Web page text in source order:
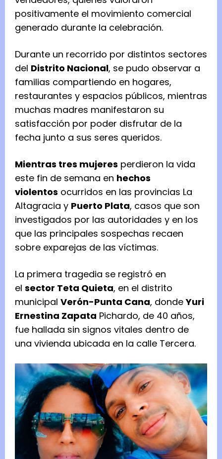
positivamente el movimiento comercial
generado durante la celebración.
Durante un recorrido por distintos sectores
del Distrito Nacional, se pudo observar a
familias compartiendo en hogares,
restaurantes y espacios públicos, mientras
muchas madres manifestaron su
satisfacción por poder disfrutar de la
fecha junto a sus seres queridos.
Mientras tres mujeres perdieron la vida
este fin de semana en hechos
violentos ocurridos en las provincias La
Altagracia y Puerto Plata, casos que son
investigados por las autoridades y en los
que las principales sospechas recaen
sobre exparejas de las víctimas.
La primera tragedia se registró en
el sector Teta Quieta, en el distrito
municipal Verón-Punta Cana, dondeYuri
Ernestina Zapata Pichardo, de 40 años,
fue hallada sin signos vitales dentro de
una vivienda ubicada en la calle Tercera.